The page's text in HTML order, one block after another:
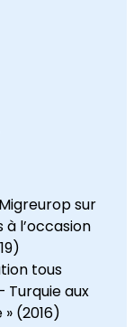
sur
l’occasion
tous
Turquie aux
(2016)